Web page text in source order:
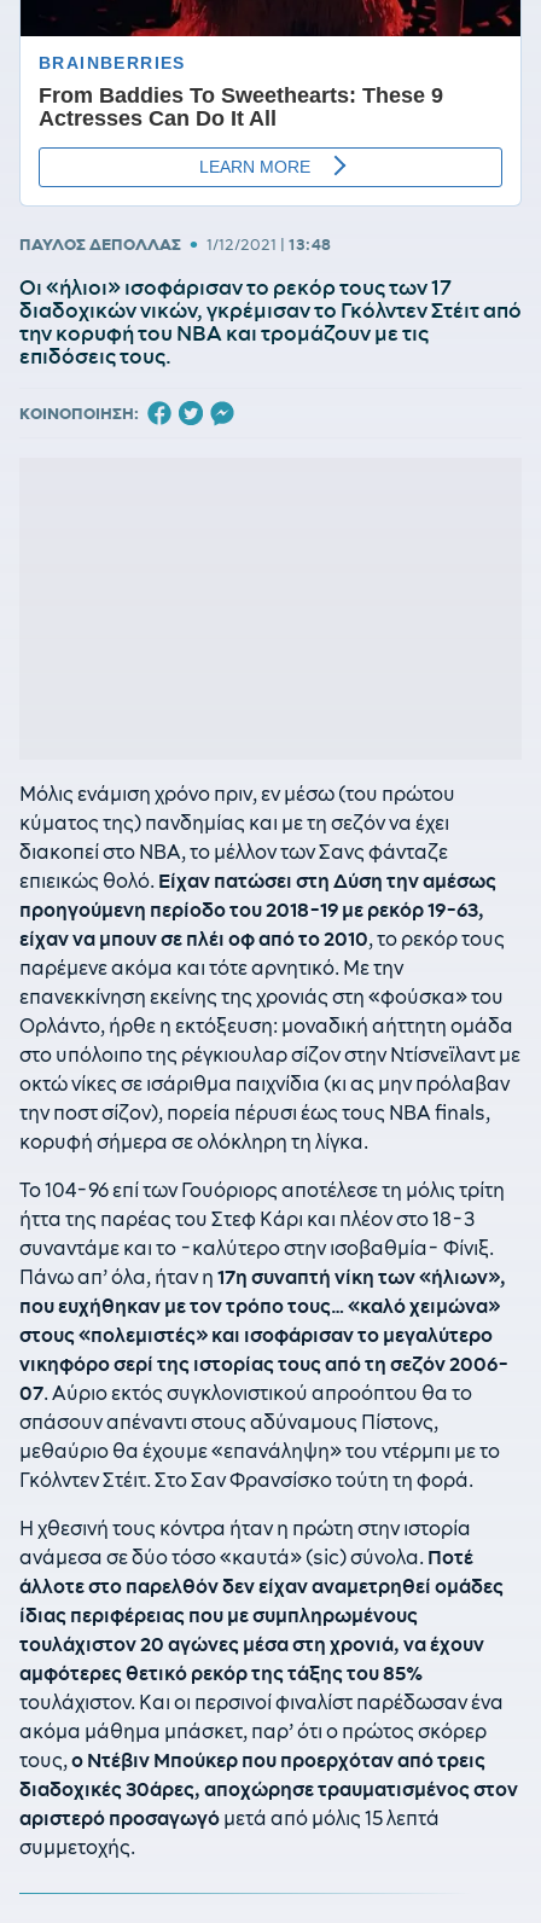
ΠΑΥΛΟΣ ΔΕΠΟΛΛΑΣ • 1/12/2021 | 13:48
Οι «ήλιοι» ισοφάρισαν το ρεκόρ τους των 17
διαδοχικών νικών, γκρέμισαν το Γκόλντεν Στέιτ από
την κορυφή του ΝΒΑ και τρομάζουν με τις
επιδόσεις τους.
ΚΟΙΝΟΠΟΙΗΣΗ:
Μόλις ενάμιση χρόνο πριν, εν μέσω (του πρώτου
κύματος της) πανδημίας και με τη σεζόν να έχει
διακοπεί στο ΝΒΑ, το μέλλον των Σανς φάνταζε
επιεικώς θολό. Είχαν πατώσει στη Δύση την αμέσως
προηγούμενη περίοδο του 2018-19 με ρεκόρ 19-63,
είχαν να μπουν σε πλέι οφ από το 2010, το ρεκόρ τους
παρέμενε ακόμα και τότε αρνητικό. Με την
επανεκκίνηση εκείνης της χρονιάς στη «φούσκα» του
Ορλάντο, ήρθε η εκτόξευση: μοναδική αήττητη ομάδα
στο υπόλοιπο της ρέγκιουλαρ σίζον στην Ντίσνεϊλαντ με
οκτώ νίκες σε ισάριθμα παιχνίδια (κι ας μην πρόλαβαν
την ποστ σίζον), πορεία πέρυσι έως τους ΝΒΑ finals,
κορυφή σήμερα σε ολόκληρη τη λίγκα.
Το 104-96 επί των Γουόριορς αποτέλεσε τη μόλις τρίτη
ήττα της παρέας του Στεφ Κάρι και πλέον στο 18-3
συναντάμε και το -καλύτερο στην ισοβαθμία- Φίνιξ.
Πάνω απ’ όλα, ήταν η 17η συναπτή νίκη των «ήλιων»,
που ευχήθηκαν με τον τρόπο τους… «καλό χειμώνα»
στους «πολεμιστές» και ισοφάρισαν το μεγαλύτερο
νικηφόρο σερί της ιστορίας τους από τη σεζόν 2006-
07. Αύριο εκτός συγκλονιστικού απροόπτου θα το
σπάσουν απέναντι στους αδύναμους Πίστονς,
μεθαύριο θα έχουμε «επανάληψη» του ντέρμπι με το
Γκόλντεν Στέιτ. Στο Σαν Φρανσίσκο τούτη τη φορά.
Η χθεσινή τους κόντρα ήταν η πρώτη στην ιστορία
ανάμεσα σε δύο τόσο «καυτά» (sic) σύνολα. Ποτέ
άλλοτε στο παρελθόν δεν είχαν αναμετρηθεί ομάδες
ίδιας περιφέρειας που με συμπληρωμένους
τουλάχιστον 20 αγώνες μέσα στη χρονιά, να έχουν
αμφότερες θετικό ρεκόρ της τάξης του 85%
τουλάχιστον. Και οι περσινοί φιναλίστ παρέδωσαν ένα
ακόμα μάθημα μπάσκετ, παρ’ ότι ο πρώτος σκόρερ
τους,ο Ντέβιν Μπούκερ που προερχόταν από τρεις
διαδοχικές 30άρες, αποχώρησε τραυματισμένος στον
αριστερό προσαγωγό μετά από μόλις 15 λεπτά
συμμετοχής.